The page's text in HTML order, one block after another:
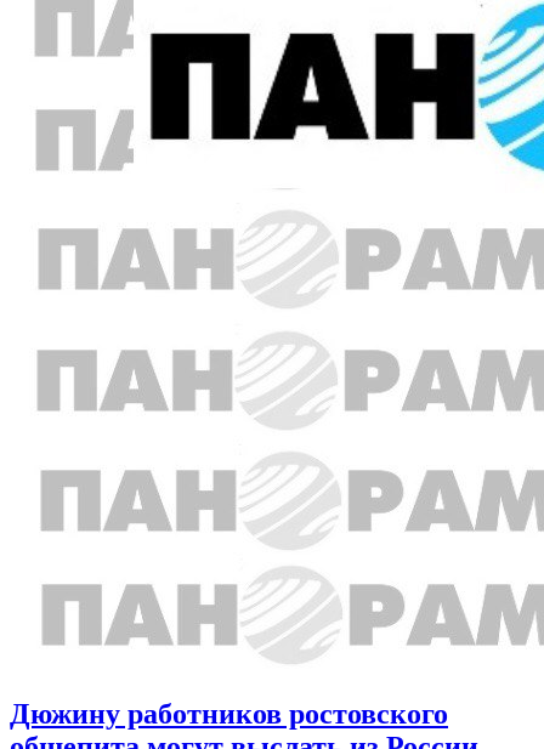
Дюжину работников ростовского